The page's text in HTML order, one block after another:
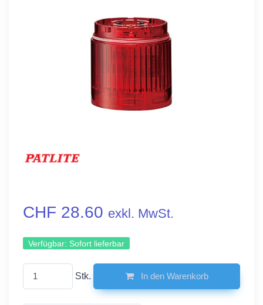
CHF 28.60 exkl. MwSt.
Verfügbar: Sofort lieferbar
Stk. In den Warenkorb